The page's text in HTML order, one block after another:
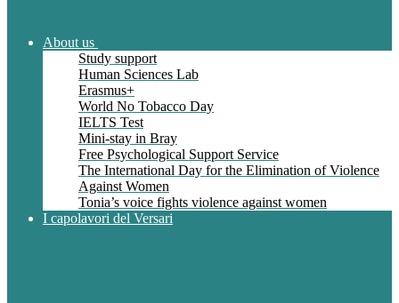
About us
Study support
Human Sciences Lab
Erasmus+
World No Tobacco Day
IELTS Test
Mini-stay in Bray
Free Psychological Support Service
The International Day for the Elimination of Violence
Against Women
Tonia’s voice fights violence against women
I capolavori del Versari